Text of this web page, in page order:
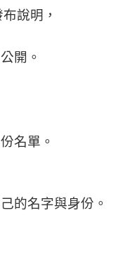
說明，
開。
名單。
的名字與身份。